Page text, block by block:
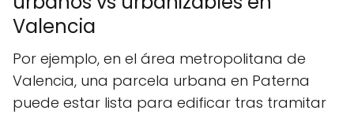
Valencia
Por ejemplo, en el área metropolitana de
Valencia, una parcela urbana en Paterna
puede estar lista para edificar tras tramitar